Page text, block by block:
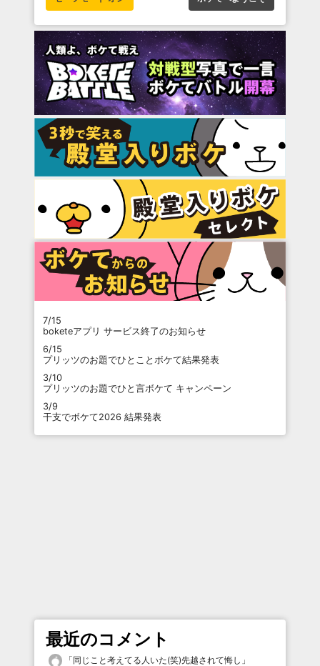
7/15
boketeアプリ サービス終了のお知らせ
6/15
プリッツのお題でひとことボケて結果発表
3/10
プリッツのお題でひと言ボケて キャンペーン
3/9
干支でボケて2026 結果発表
最近のコメント
「同じこと考えてる人いた(笑)先越されて悔し 」